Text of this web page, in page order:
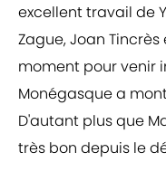
excellent travail de
Zague, Joan
moment pour venir
Monégasque a
D'autant plus que
très bon depuis le